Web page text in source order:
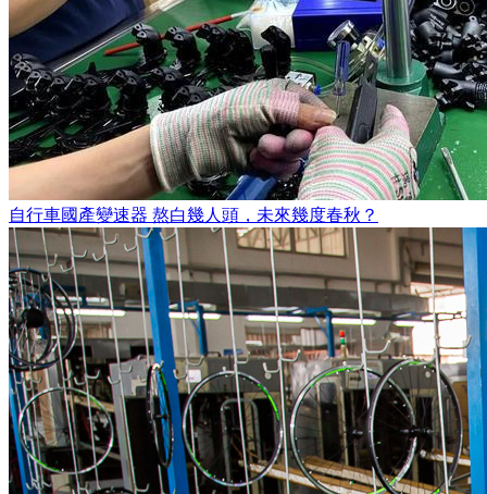
自行車國產變速器 熬白幾人頭，未來幾度春秋？